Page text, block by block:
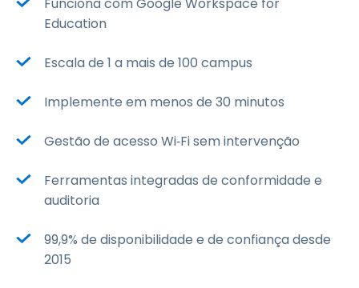
Education
Escala de 1 a mais de 100 campus
Implemente em menos de 30 minutos
Gestão de acesso Wi‑Fi sem intervenção
Ferramentas integradas de conformidade e
auditoria
99,9% de disponibilidade e de confiança desde
2015